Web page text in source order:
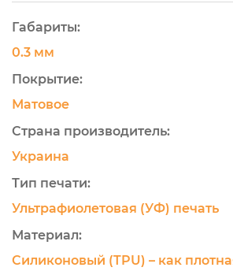
Габариты:
0.3 мм
Покрытие:
Матовое
Страна производитель:
Украина
Тип печати:
Ультрафиолетовая (УФ) печать
Материал:
Силиконовый (TPU) – как